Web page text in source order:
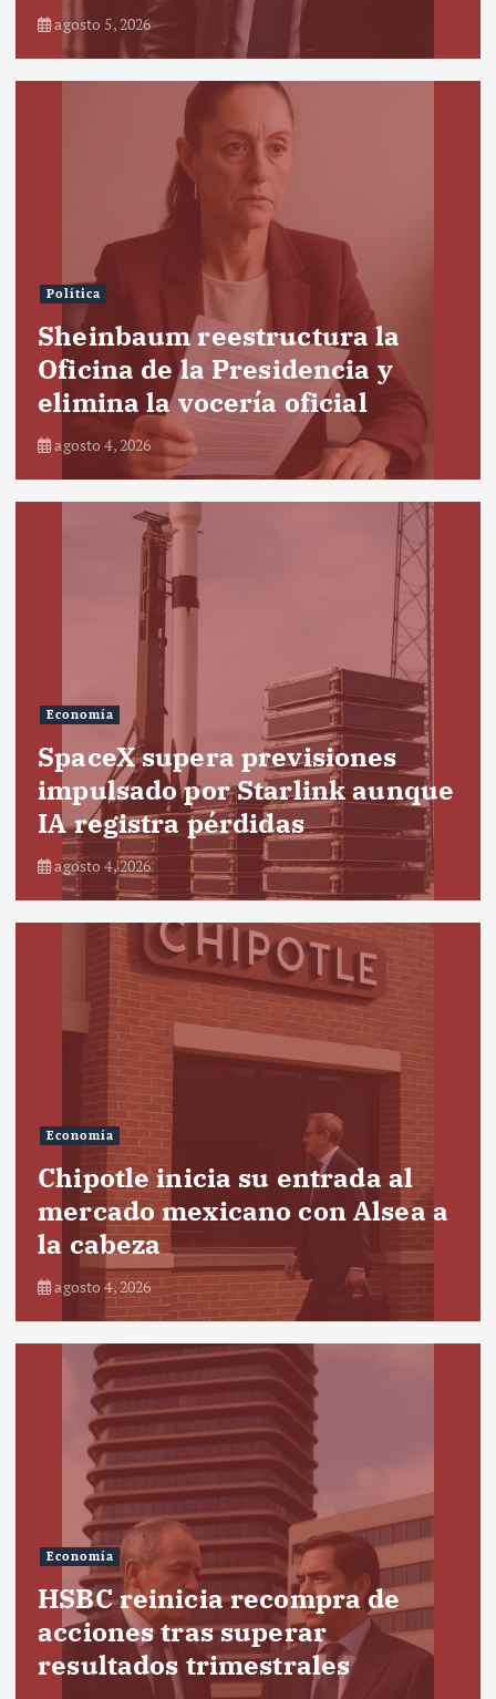
agosto 5, 2026
Política
Sheinbaum reestructura la
Oficina de la Presidencia y
elimina la vocería oficial
agosto 4, 2026
Economía
SpaceX supera previsiones
impulsado por Starlink aunque
IA registra pérdidas
agosto 4, 2026
Economía
Chipotle inicia su entrada al
mercado mexicano con Alsea a
la cabeza
agosto 4, 2026
Economía
HSBC reinicia recompra de
acciones tras superar
resultados trimestrales